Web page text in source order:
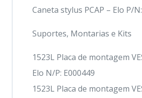
Caneta stylus PCAP – Elo P/
Suportes, Montarias e Kits
1523L Placa de montagem
Elo N/P: E000449
1523L Placa de montagem